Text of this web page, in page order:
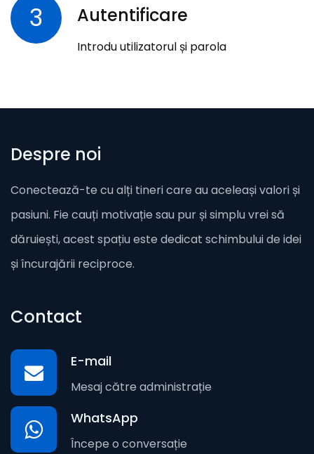
3 Autentificare
Introdu utilizatorul și parola
Despre noi
Conectează-te cu alți tineri care au aceleași valori și
pasiuni. Fie cauți motivație sau pur și simplu vrei să
dăruiești, acest spațiu este dedicat schimbului de idei
și încurajării reciproce.
Contact
E-mail
Mesaj către administrație
WhatsApp
Începe o conversație